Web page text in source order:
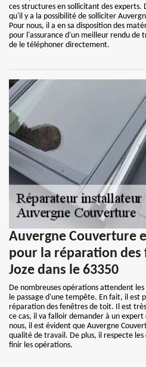
ces structures en sollicitant des experts.
qu'il y a la possibilité de solliciter
Pour nous, il a en sa disposition des
pour l'assurance d'un meilleur rendu de
de le téléphoner directement.
Auvergne Couverture
pour la réparation des
Joze dans le 63350
De nombreuses opérations attendent
le passage d'une tempête. En fait, il est
réparation des fenêtres de toit. Il est
ce cas, il va falloir demander à un
nous, il est évident que Auvergne
qualité de travail. De plus, il respecte
finir les opérations.